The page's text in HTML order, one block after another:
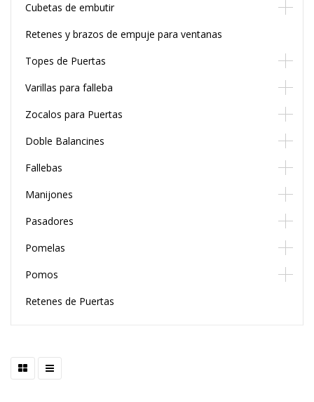
Cubetas de embutir
Retenes y brazos de empuje para ventanas
Topes de Puertas
Varillas para falleba
Zocalos para Puertas
Doble Balancines
Fallebas
Manijones
Pasadores
Pomelas
Pomos
Retenes de Puertas